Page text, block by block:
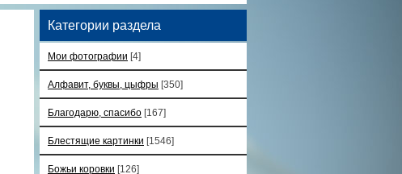
Категории раздела
Мои фотографии [4]
Алфавит, буквы, цыфры [350]
Благодарю, спасибо [167]
Блестящие картинки [1546]
Божьи коровки [126]